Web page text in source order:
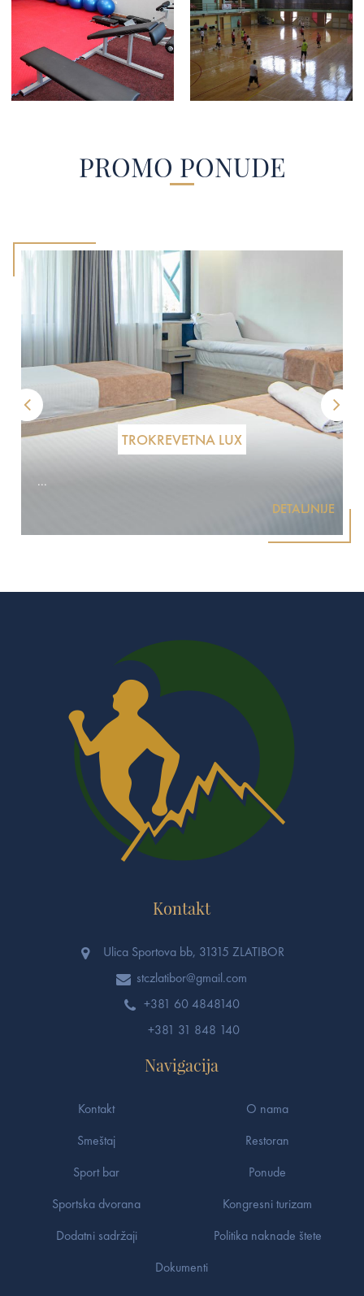
PROMO PONUDE
TROKREVETNA LUX
...
DETALJNIJE
Kontakt
Ulica Sportova bb, 31315 ZLATIBOR
stczlatibor@gmail.com
+381 60 4848140
+381 31 848 140
Navigacija
Kontakt
O nama
Smeštaj
Restoran
Sport bar
Ponude
Sportska dvorana
Kongresni turizam
Dodatni sadržaji
Politika naknade štete
Dokumenti